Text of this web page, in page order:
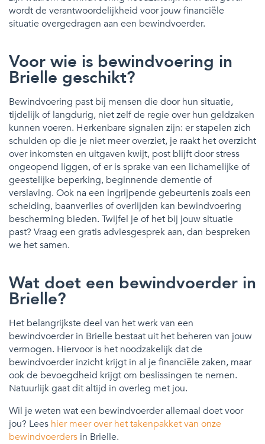
wordt de verantwoordelijkheid voor jouw financiële
situatie overgedragen aan een bewindvoerder.
Voor wie is bewindvoering in
Brielle geschikt?
Bewindvoering past bij mensen die door hun situatie,
tijdelijk of langdurig, niet zelf de regie over hun geldzaken
kunnen voeren. Herkenbare signalen zijn: er stapelen zich
schulden op die je niet meer overziet, je raakt het overzicht
over inkomsten en uitgaven kwijt, post blijft door stress
ongeopend liggen, of er is sprake van een lichamelijke of
geestelijke beperking, beginnende dementie of
verslaving. Ook na een ingrijpende gebeurtenis zoals een
scheiding, baanverlies of overlijden kan bewindvoering
bescherming bieden. Twijfel je of het bij jouw situatie
past? Vraag een gratis adviesgesprek aan, dan bespreken
we het samen.
Wat doet een bewindvoerder in
Brielle?
Het belangrijkste deel van het werk van een
bewindvoerder in Brielle bestaat uit het beheren van jouw
vermogen. Hiervoor is het noodzakelijk dat de
bewindvoerder inzicht krijgt in al je financiële zaken, maar
ook de bevoegdheid krijgt om beslissingen te nemen.
Natuurlijk gaat dit altijd in overleg met jou.
Wil je weten wat een bewindvoerder allemaal doet voor
jou? Lees hier meer over het takenpakket van onze
bewindvoerders in Brielle.